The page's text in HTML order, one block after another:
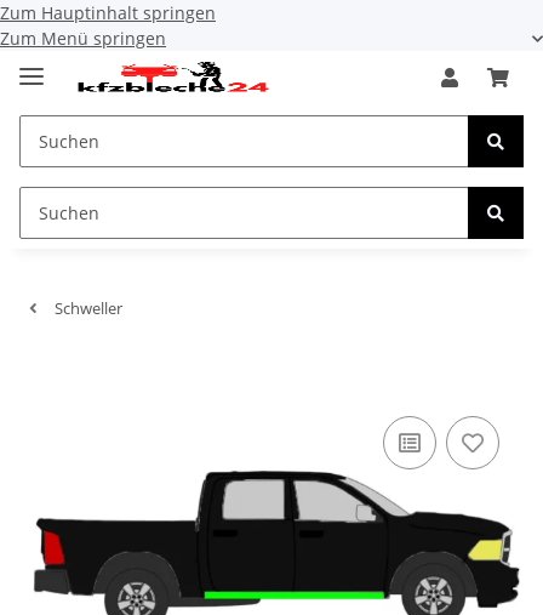
Zum Hauptinhalt springen
Zum Menü springen
Schweller